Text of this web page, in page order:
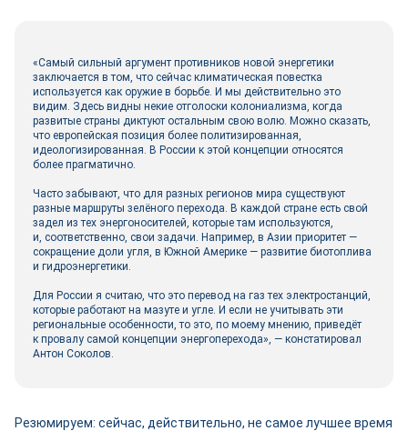
«Самый сильный аргумент противников новой энергетики
заключается в том, что сейчас климатическая повестка
используется как оружие в борьбе. И мы действительно это
видим. Здесь видны некие отголоски колониализма, когда
развитые страны диктуют остальным свою волю. Можно сказать,
что европейская позиция более политизированная,
идеологизированная. В России к этой концепции относятся
более прагматично.
Часто забывают, что для разных регионов мира существуют
разные маршруты зелёного перехода. В каждой стране есть свой
задел из тех энергоносителей, которые там используются,
и, соответственно, свои задачи. Например, в Азии приоритет —
сокращение доли угля, в Южной Америке — развитие биотоплива
и гидроэнергетики.
Для России я считаю, что это перевод на газ тех электростанций,
которые работают на мазуте и угле. И если не учитывать эти
региональные особенности, то это, по моему мнению, приведёт
к провалу самой концепции энергоперехода», — констатировал
Антон Соколов.
Резюмируем: сейчас, действительно, не самое лучшее время